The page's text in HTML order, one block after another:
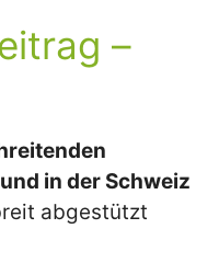
–
in der Schweiz
abgestützt